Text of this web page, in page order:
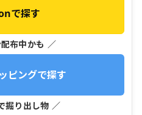
で探す
布中かも ／
ピングで探す
掘り出し物 ／